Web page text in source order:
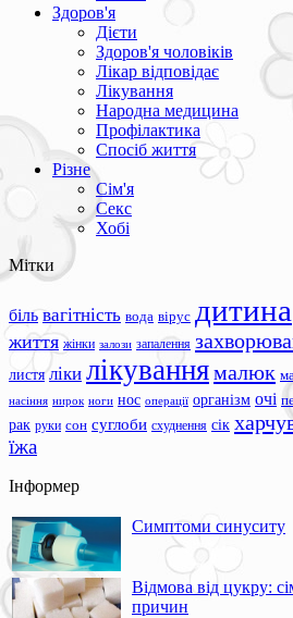
Здоров'я
Дієти
Здоров'я чоловіків
Лікар відповідає
Лікування
Народна медицина
Профілактика
Спосіб життя
Різне
Сім'я
Секс
Хобі
Мітки
біль вагітність вода вірус дитина
життя жінки залози запалення
листя ліки лікуваннямалюк
насіння нирок ноги нос операції організм очі
рак руки сон суглоби схуднення сік
їжа
Інформер
Симптоми синуситу
Відмова від цукру:
причин